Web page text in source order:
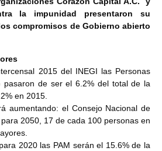
la impunidad presentaron su
compromisos de Gobierno abierto
2015 del INEGI las Personas
pasaron de ser el 6.2% del total de la
en 2015.
aumentando: el Consejo Nacional de
2050, 17 de cada 100 personas en
2020 las PAM serán el 15.6% de la